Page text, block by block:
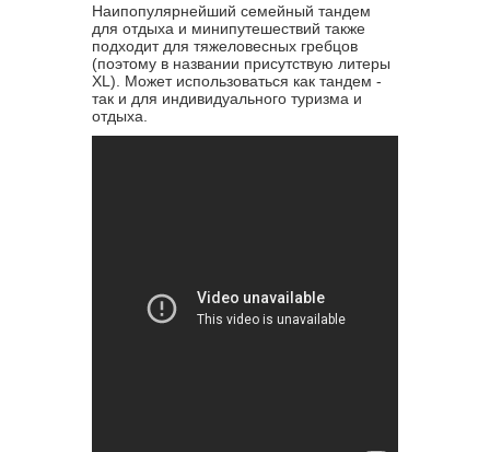
Наипопулярнейший семейный тандем
для отдыха и минипутешествий также
подходит для тяжеловесных гребцов
(поэтому в названии присутствую литеры
XL). Может использоваться как тандем -
так и для индивидуального туризма и
отдыха.